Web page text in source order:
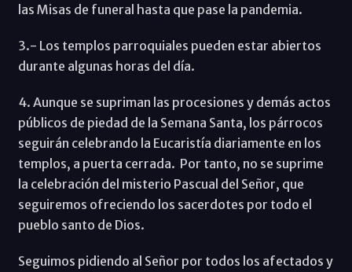
las Misas de funeral hasta que pase la pandemia.
3.- Los templos parroquiales pueden estar abiertos
durante algunas horas del día.
4. Aunque se supriman las procesiones y demás actos
públicos de piedad de la Semana Santa, los párrocos
seguirán celebrando la Eucaristía diariamente en los
templos, a puerta cerrada. Por tanto, no se suprime
la celebración del misterio Pascual del Señor, que
seguiremos ofreciendo los sacerdotes por todo el
pueblo santo de Dios.
Seguimos pidiendo al Señor por todos los afectados y